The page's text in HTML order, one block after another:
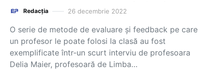
Redacția 26 decembrie 2022
O serie de metode de evaluare și feedback pe care
un profesor le poate folosi la clasă au fost
exemplificate într-un scurt interviu de profesoara
Delia Maier, profesoară de Limba…